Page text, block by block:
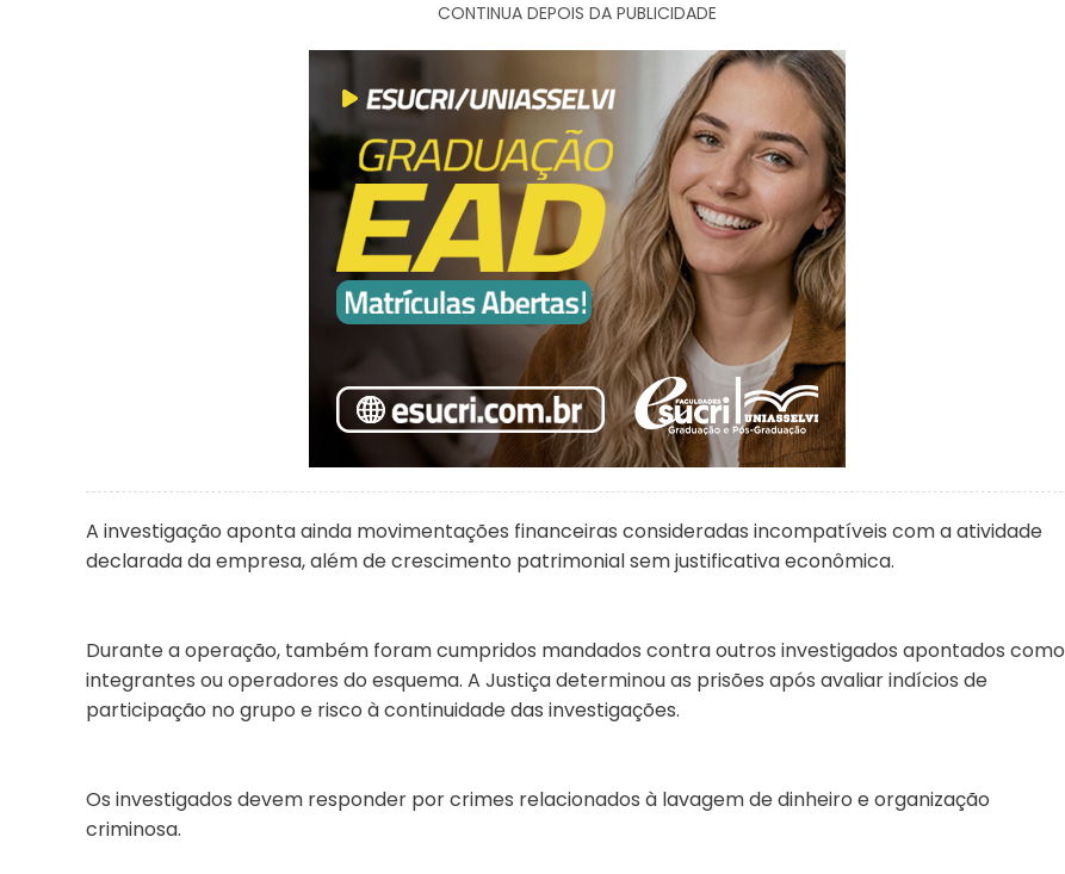
CONTINUA DEPOIS DA PUBLICIDADE
A investigação aponta ainda movimentações financeiras consideradas incompatíveis com a atividade
declarada da empresa, além de crescimento patrimonial sem justificativa econômica.
Durante a operação, também foram cumpridos mandados contra outros investigados apontados como
integrantes ou operadores do esquema. A Justiça determinou as prisões após avaliar indícios de
participação no grupo e risco à continuidade das investigações.
Os investigados devem responder por crimes relacionados à lavagem de dinheiro e organização
criminosa.